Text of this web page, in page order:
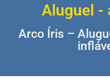
Aluguel -
Arco Íris –